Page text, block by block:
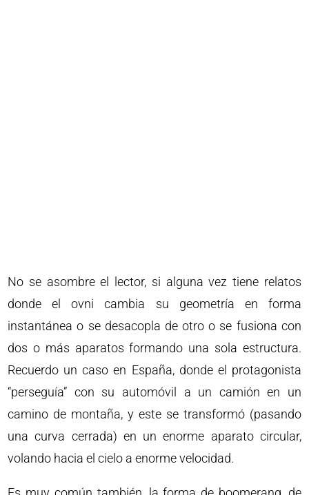
No se asombre el lector, si alguna vez tiene relatos
donde el ovni cambia su geometría en forma
instantánea o se desacopla de otro o se fusiona con
dos o más aparatos formando una sola estructura.
Recuerdo un caso en España, donde el protagonista
“perseguía” con su automóvil a un camión en un
camino de montaña, y este se transformó (pasando
una curva cerrada) en un enorme aparato circular,
volando hacia el cielo a enorme velocidad.